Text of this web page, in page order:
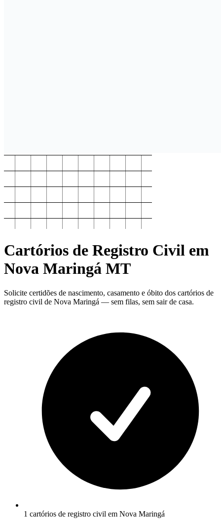
Cartórios de Registro Civil em
Nova Maringá MT
Solicite certidões de nascimento, casamento e óbito dos cartórios de
registro civil de Nova Maringá — sem filas, sem sair de casa.
1 cartórios de registro civil em Nova Maringá